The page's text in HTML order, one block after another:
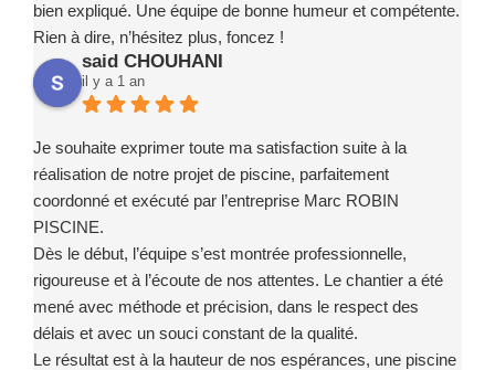
bien expliqué. Une équipe de bonne humeur et compétente.
Rien à dire, n’hésitez plus, foncez !
said CHOUHANI
il y a 1 an
Je souhaite exprimer toute ma satisfaction suite à la
réalisation de notre projet de piscine, parfaitement
coordonné et exécuté par l’entreprise Marc ROBIN
PISCINE.
Dès le début, l’équipe s’est montrée professionnelle,
rigoureuse et à l’écoute de nos attentes. Le chantier a été
mené avec méthode et précision, dans le respect des
délais et avec un souci constant de la qualité.
Le résultat est à la hauteur de nos espérances, une piscine